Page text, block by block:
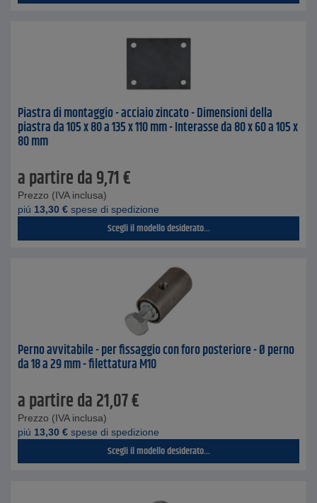
Piastra di montaggio - acciaio zincato - Dimensioni della
piastra da 105 x 80 a 135 x 110 mm - Interasse da 80 x 60 a 105 x
80 mm
a partire da9,71€
Prezzo (IVA inclusa)
piú 13,30 € spese di spedizione
Scegli il modello desiderato...
Perno avvitabile - per fissaggio con foro posteriore - Ø perno
da 18 a 29 mm - filettatura M10
a partire da21,07€
Prezzo (IVA inclusa)
piú 13,30 € spese di spedizione
Scegli il modello desiderato...